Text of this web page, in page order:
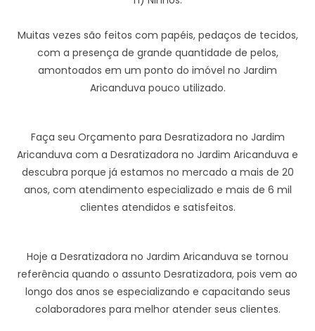
Muitas vezes são feitos com papéis, pedaços de tecidos,
com a presença de grande quantidade de pelos,
amontoados em um ponto do imóvel no Jardim
Aricanduva pouco utilizado.
Faça seu Orçamento para Desratizadora no Jardim
Aricanduva com a Desratizadora no Jardim Aricanduva e
descubra porque já estamos no mercado a mais de 20
anos, com atendimento especializado e mais de 6 mil
clientes atendidos e satisfeitos.
Hoje a Desratizadora no Jardim Aricanduva se tornou
referência quando o assunto Desratizadora, pois vem ao
longo dos anos se especializando e capacitando seus
colaboradores para melhor atender seus clientes.